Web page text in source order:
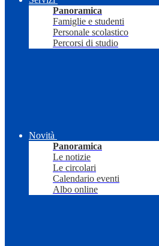
Panoramica
Famiglie e studenti
Personale scolastico
Percorsi di studio
Novità
Panoramica
Le notizie
Le circolari
Calendario eventi
Albo online